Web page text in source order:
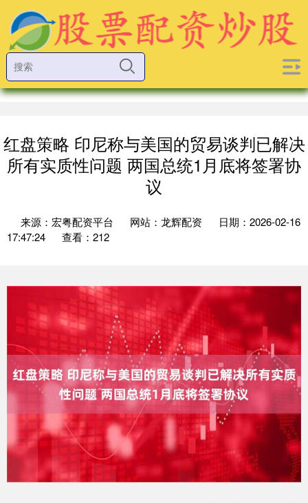
红盘策略 印尼称与美国的贸易谈判已解决
所有实质性问题 两国总统1月底将签署协
议
来源：宏粤配资平台 网站：龙辉配资
日期：2026-02-16
17:47:24
查看：212